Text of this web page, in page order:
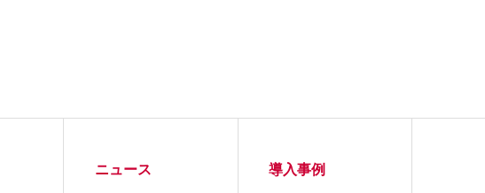
ニュース 導入事例